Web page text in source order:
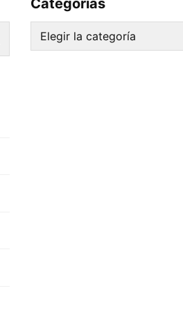
Categorías
Categorías